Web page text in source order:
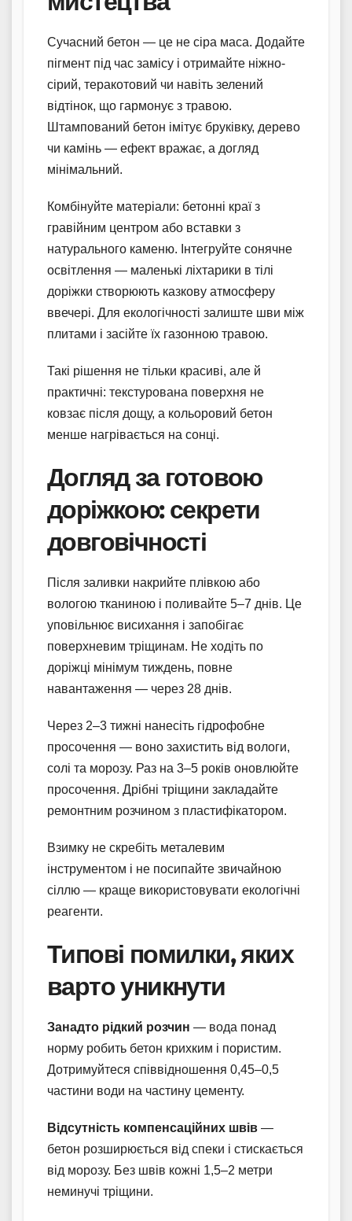
Сучасний бетон — це не сіра маса. Додайте
пігмент під час замісу і отримайте ніжно-
сірий, теракотовий чи навіть зелений
відтінок, що гармонує з травою.
Штампований бетон імітує бруківку, дерево
чи камінь — ефект вражає, а догляд
мінімальний.
Комбінуйте матеріали: бетонні краї з
гравійним центром або вставки з
натурального каменю. Інтегруйте сонячне
освітлення — маленькі ліхтарики в тілі
доріжки створюють казкову атмосферу
ввечері. Для екологічності залиште шви між
плитами і засійте їх газонною травою.
Такі рішення не тільки красиві, але й
практичні: текстурована поверхня не
ковзає після дощу, а кольоровий бетон
менше нагрівається на сонці.
Догляд за готовою
доріжкою: секрети
довговічності
Після заливки накрийте плівкою або
вологою тканиною і поливайте 5–7 днів. Це
уповільнює висихання і запобігає
поверхневим тріщинам. Не ходіть по
доріжці мінімум тиждень, повне
навантаження — через 28 днів.
Через 2–3 тижні нанесіть гідрофобне
просочення — воно захистить від вологи,
солі та морозу. Раз на 3–5 років оновлюйте
просочення. Дрібні тріщини закладайте
ремонтним розчином з пластифікатором.
Взимку не скребіть металевим
інструментом і не посипайте звичайною
сіллю — краще використовувати екологічні
реагенти.
Типові помилки, яких
варто уникнути
Занадто рідкий розчин — вода понад
норму робить бетон крихким і пористим.
Дотримуйтеся співвідношення 0,45–0,5
частини води на частину цементу.
Відсутність компенсаційних швів —
бетон розширюється від спеки і стискається
від морозу. Без швів кожні 1,5–2 метри
неминучі тріщини.